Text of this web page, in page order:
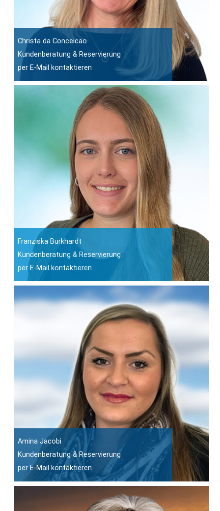
Christa da Conceicao
Kundenberatung & Reservierung
per E-Mail kontaktieren
Franziska Burkhardt
Kundenberatung & Reservierung
per E-Mail kontaktieren
Amina Jacobi
Kundenberatung & Reservierung
per E-Mail kontaktieren